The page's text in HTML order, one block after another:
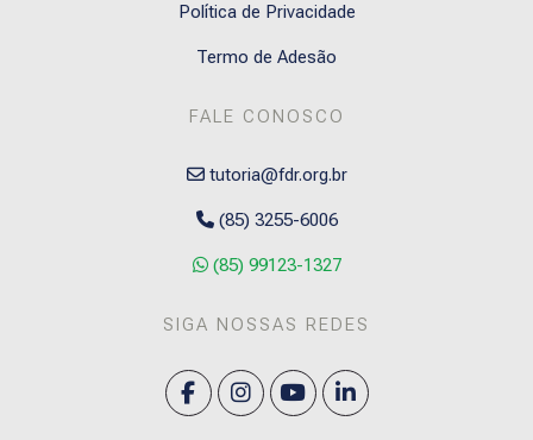
Política de Privacidade
Termo de Adesão
FALE CONOSCO
tutoria@fdr.org.br
(85) 3255-6006
(85) 99123-1327
SIGA NOSSAS REDES